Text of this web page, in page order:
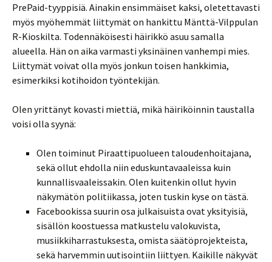
PrePaid-tyyppisiä. Ainakin ensimmäiset kaksi, oletettavasti
myös myöhemmät liittymät on hankittu Mänttä-Vilppulan
R-Kioskilta. Todennäköisesti häirikkö asuu samalla
alueella. Hän on aika varmasti yksinäinen vanhempi mies.
Liittymät voivat olla myös jonkun toisen hankkimia,
esimerkiksi kotihoidon työntekijän.
Olen yrittänyt kovasti miettiä, mikä häiriköinnin taustalla
voisi olla syynä:
Olen toiminut Piraattipuolueen taloudenhoitajana,
sekä ollut ehdolla niin eduskuntavaaleissa kuin
kunnallisvaaleissakin. Olen kuitenkin ollut hyvin
näkymätön politiikassa, joten tuskin kyse on tästä.
Facebookissa suurin osa julkaisuista ovat yksityisiä,
sisällön koostuessa matkustelu valokuvista,
musiikkiharrastuksesta, omista säätöprojekteista,
sekä harvemmin uutisointiin liittyen. Kaikille näkyvät